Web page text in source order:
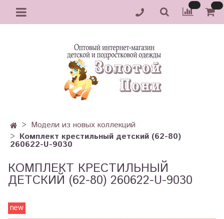
Модели из новых коллекций
Комплект крестильный детский (62-80)
260622-U-9030
КОМПЛЕКТ КРЕСТИЛЬНЫЙ
ДЕТСКИЙ (62-80) 260622-U-9030
new